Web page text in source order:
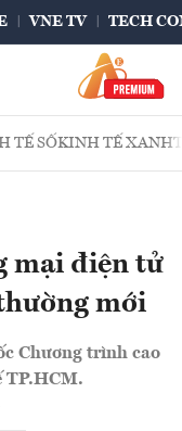
VNE TV TECH
TẾ SỐKINH TẾ XANH
mại điện tử
mới
Chương trình cao
TP.HCM.